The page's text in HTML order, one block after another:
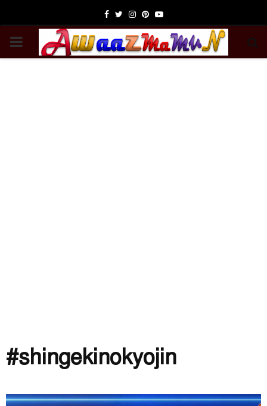
Facebook
TwitterInstagram
Pinterest
Youtube
PRIMARY
#shingekinokyojin